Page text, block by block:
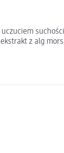
z alg